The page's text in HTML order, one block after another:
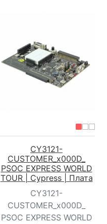
CY3121-
CUSTOMER_x000D_
PSOC EXPRESS WORLD
TOUR | Cypress | Плата
CY3121-
CUSTOMER_x000D_
PSOC EXPRESS WORLD